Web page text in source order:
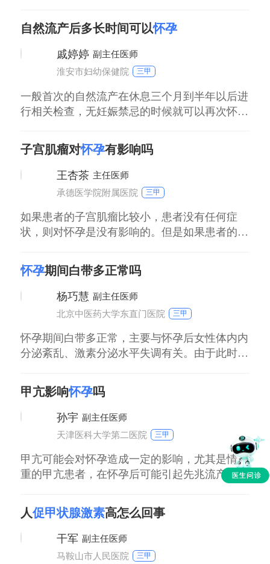
产，因此在刚刚怀孕时千万不可以喝益母草。就
算想要流产，也要到医院做一些相关的辅助检
查，在排除流产禁忌证的情况下，要采用药物流
产、负压吸引手术来终止早期妊娠，而不要随便
自然流产后多长时间可以怀孕
戚婷婷 副主任医师
淮安市妇幼保健院
三甲
一般首次的自然流产在休息三个月到半年以后进
行相关检查，无妊娠禁忌的时候就可以再次怀
指同一性伴侣，连续发生三次及三次以上的自然
流产，虽然复发性流产定义为连续三次或三次以
上，但是大多数专家认为连续发生两次流产，应
重视并予评估。早期复发性流产常见原因为胚胎
染色体异常、免疫功能低下、黄体功能不全、甲
状腺功
子宫肌瘤对怀孕有影响吗
王杏茶 主任医师
承德医学院附属医院
三甲
如果患者的子宫肌瘤比较小，患者没有任何症
状，则对怀孕是没有影响的。但是如果患者的肌
或者早期流产。子宫肌瘤如果没有明显症状，则
不用做特殊处理。但是如果有明显症状，就要及
时进行治疗。
怀孕期间白带多正常吗
杨巧慧 副主任医师
北京中医药大学东直门医院
三甲
怀孕期间白带多正常，主要与怀孕后女性体内内
分泌紊乱、激素分泌水平失调有关。由于此时雌
白带增多以后，孕妇没有出现外阴瘙痒、腰部、
腹部不适、尿频、尿急、尿热以及尿疼等，一般
不用过于担心，基本上不会有太大问题。但是，
如果白带出现了颜色、性状、质地以及气味改
变，要考虑是炎症可能，可前往医院完善相关检
查，明
甲亢影响怀孕吗
孙宇 副主任医师
天津医科大学第二医院
三甲
甲亢可能会对怀孕造成一定的影响，尤其是情严
重的甲亢患者，在怀孕后可能引起先兆流产、流
亢的治疗。建议在病情平稳的情况下怀孕，可尽
量减少上述风险的发生。在怀孕期间，需定期复
查甲功，及时调整治疗方案等。
人促甲状腺激素高怎么回事
干军 副主任医师
马鞍山市人民医院
三甲